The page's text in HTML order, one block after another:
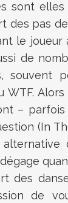
sont
des pas
le
de
souvent
WTF.
–
(In
des
de